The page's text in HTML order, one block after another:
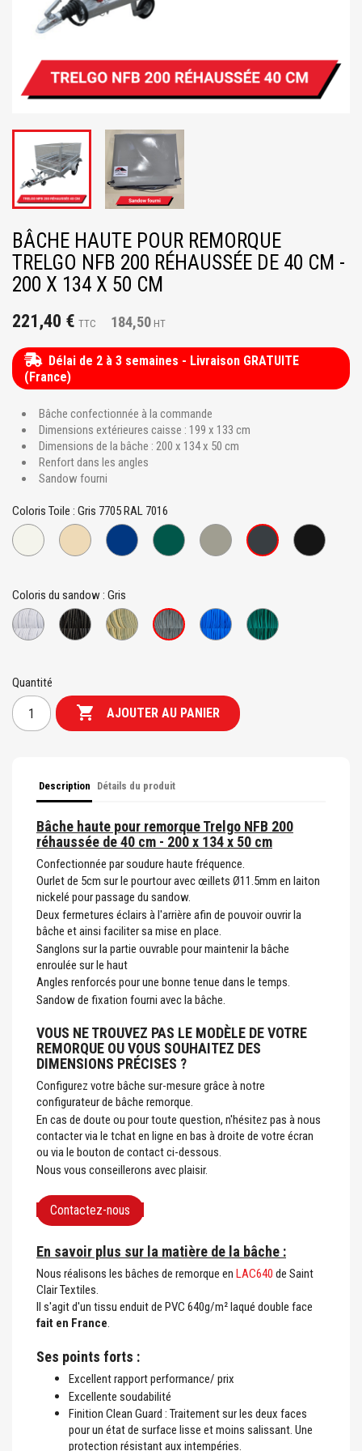
BÂCHE HAUTE POUR REMORQUE
TRELGO NFB 200 RÉHAUSSÉE DE 40 CM -
200 X 134 X 50 CM
221,40 € TTC 184,50 HT
Délai de 2 à 3 semaines - Livraison GRATUITE
(France)
Bâche confectionnée à la commande
Dimensions extérieures caisse : 199 x 133 cm
Dimensions de la bâche : 200 x 134 x 50 cm
Renfort dans les angles
Sandow fourni
Coloris Toile : Gris 7705 RAL 7016
Blanc
867
Beige
7458
Bleu
941
Vert
995
Gris
939
Gris
7705
Noir
810
Coloris du sandow : Gris
Blanc Noir Beige Gris Bleu Vert
Quantité
 AJOUTER AU PANIER
Description Détails du produit
Bâche haute pour remorque Trelgo NFB 200
réhaussée de 40 cm - 200 x 134 x 50 cm
Confectionnée par soudure haute fréquence.
Ourlet de 5cm sur le pourtour avec œillets Ø11.5mm en laiton
nickelé pour passage du sandow.
Deux fermetures éclairs à l'arrière afin de pouvoir ouvrir la
bâche et ainsi faciliter sa mise en place.
Sanglons sur la partie ouvrable pour maintenir la bâche
enroulée sur le haut
Angles renforcés pour une bonne tenue dans le temps.
Sandow de fixation fourni avec la bâche.
VOUS NE TROUVEZ PAS LE MODÈLE DE VOTRE
REMORQUE OU VOUS SOUHAITEZ DES
DIMENSIONS PRÉCISES ?
Configurez votre bâche sur-mesure grâce à notre
configurateur de bâche remorque.
En cas de doute ou pour toute question, n'hésitez pas à nous
contacter via le tchat en ligne en bas à droite de votre écran
ou via le bouton de contact ci-dessous.
Nous vous conseillerons avec plaisir.
Contactez-nous
En savoir plus sur la matière de la bâche :
Nous réalisons les bâches de remorque en LAC640 de Saint
Clair Textiles.
Il s'agit d'un tissu enduit de PVC 640g/m² laqué double face
fait en France.
Ses points forts :
Excellent rapport performance/ prix
Excellente soudabilité
Finition Clean Guard : Traitement sur les deux faces
pour un état de surface lisse et moins salissant. Une
protection résistant aux intempéries.